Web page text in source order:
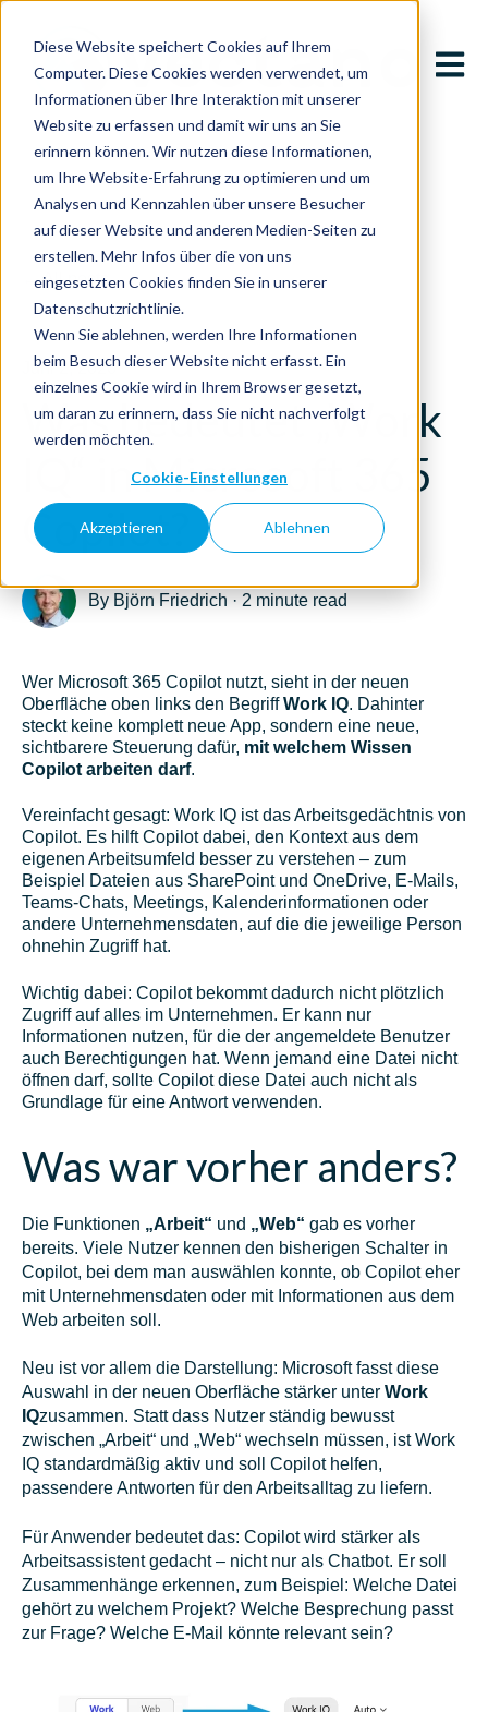
Diese Website speichert Cookies auf Ihrem
Computer. Diese Cookies werden verwendet, um
Informationen über Ihre Interaktion mit unserer
Website zu erfassen und damit wir uns an Sie
erinnern können. Wir nutzen diese Informationen,
um Ihre Website-Erfahrung zu optimieren und um
Analysen und Kennzahlen über unsere Besucher
auf dieser Website und anderen Medien-Seiten zu
erstellen. Mehr Infos über die von uns
eingesetzten Cookies finden Sie in unserer
Datenschutzrichtlinie.
Wenn Sie ablehnen, werden Ihre Informationen
beim Besuch dieser Website nicht erfasst. Ein
einzelnes Cookie wird in Ihrem Browser gesetzt,
um daran zu erinnern, dass Sie nicht nachverfolgt
werden möchten.
Cookie-Einstellungen
Akzeptieren Ablehnen
Open
All posts
Juni 2, 2026
Was bedeutet „Work
IQ“ in Microsoft 365
Copilot?
By Björn Friedrich · 2 minute read
Wer Microsoft 365 Copilot nutzt, sieht in der neuen
Oberfläche oben links den BegriffWork IQ. Dahinter
steckt keine komplett neue App, sondern eine neue,
sichtbarere Steuerung dafür, mit welchem Wissen
Copilot arbeiten darf.
Vereinfacht gesagt: Work IQ ist das Arbeitsgedächtnis von
Copilot. Es hilft Copilot dabei, den Kontext aus dem
eigenen Arbeitsumfeld besser zu verstehen – zum
Beispiel Dateien aus SharePoint und OneDrive, E-Mails,
Teams-Chats, Meetings, Kalenderinformationen oder
andere Unternehmensdaten, auf die die jeweilige Person
ohnehin Zugriff hat.
Wichtig dabei: Copilot bekommt dadurch nicht plötzlich
Zugriff auf alles im Unternehmen. Er kann nur
Informationen nutzen, für die der angemeldete Benutzer
auch Berechtigungen hat. Wenn jemand eine Datei nicht
öffnen darf, sollte Copilot diese Datei auch nicht als
Grundlage für eine Antwort verwenden.
Was war vorher anders?
Die Funktionen „Arbeit“ und „Web“ gab es vorher
bereits. Viele Nutzer kennen den bisherigen Schalter in
Copilot, bei dem man auswählen konnte, ob Copilot eher
mit Unternehmensdaten oder mit Informationen aus dem
Web arbeiten soll.
Neu ist vor allem die Darstellung: Microsoft fasst diese
Auswahl in der neuen Oberfläche stärker unter Work
IQzusammen. Statt dass Nutzer ständig bewusst
zwischen „Arbeit“ und „Web“ wechseln müssen, ist Work
IQ standardmäßig aktiv und soll Copilot helfen,
passendere Antworten für den Arbeitsalltag zu liefern.
Für Anwender bedeutet das: Copilot wird stärker als
Arbeitsassistent gedacht – nicht nur als Chatbot. Er soll
Zusammenhänge erkennen, zum Beispiel: Welche Datei
gehört zu welchem Projekt? Welche Besprechung passt
zur Frage? Welche E-Mail könnte relevant sein?